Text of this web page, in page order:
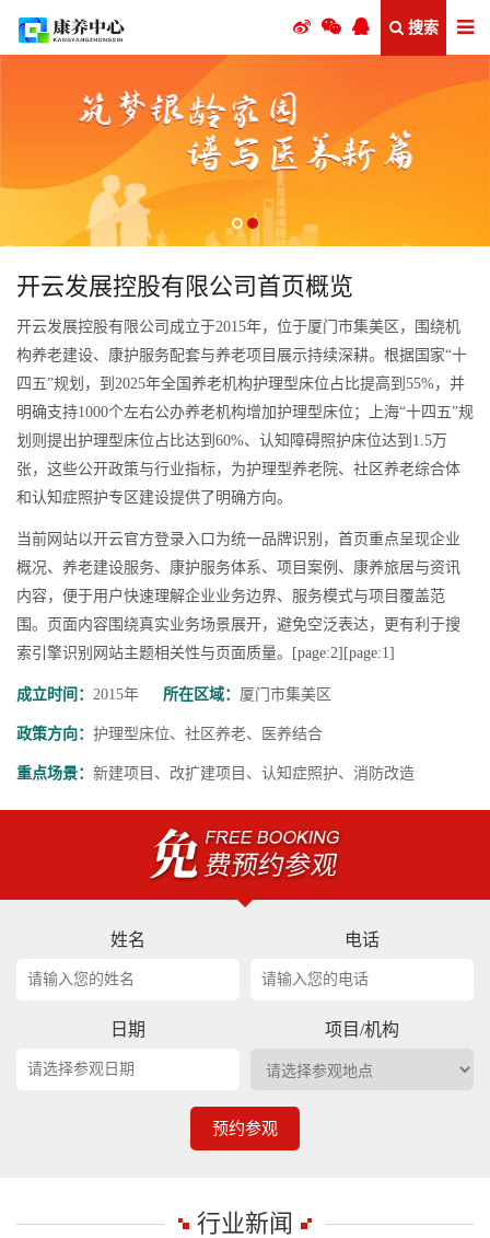
搜索
开云发展控股有限公司首页概览
开云发展控股有限公司成立于2015年，位于厦门市集美区，围绕机
构养老建设、康护服务配套与养老项目展示持续深耕。根据国家“十
四五”规划，到2025年全国养老机构护理型床位占比提高到55%，并
明确支持1000个左右公办养老机构增加护理型床位；上海“十四五”规
划则提出护理型床位占比达到60%、认知障碍照护床位达到1.5万
张，这些公开政策与行业指标，为护理型养老院、社区养老综合体
和认知症照护专区建设提供了明确方向。
当前网站以开云官方登录入口为统一品牌识别，首页重点呈现企业
概况、养老建设服务、康护服务体系、项目案例、康养旅居与资讯
内容，便于用户快速理解企业业务边界、服务模式与项目覆盖范
围。页面内容围绕真实业务场景展开，避免空泛表达，更有利于搜
索引擎识别网站主题相关性与页面质量。[page:2][page:1]
成立时间： 2015年 所在区域： 厦门市集美区
政策方向： 护理型床位、社区养老、医养结合
重点场景： 新建项目、改扩建项目、认知症照护、消防改造
姓名 电话
日期 项目/机构
预约参观
行业新闻